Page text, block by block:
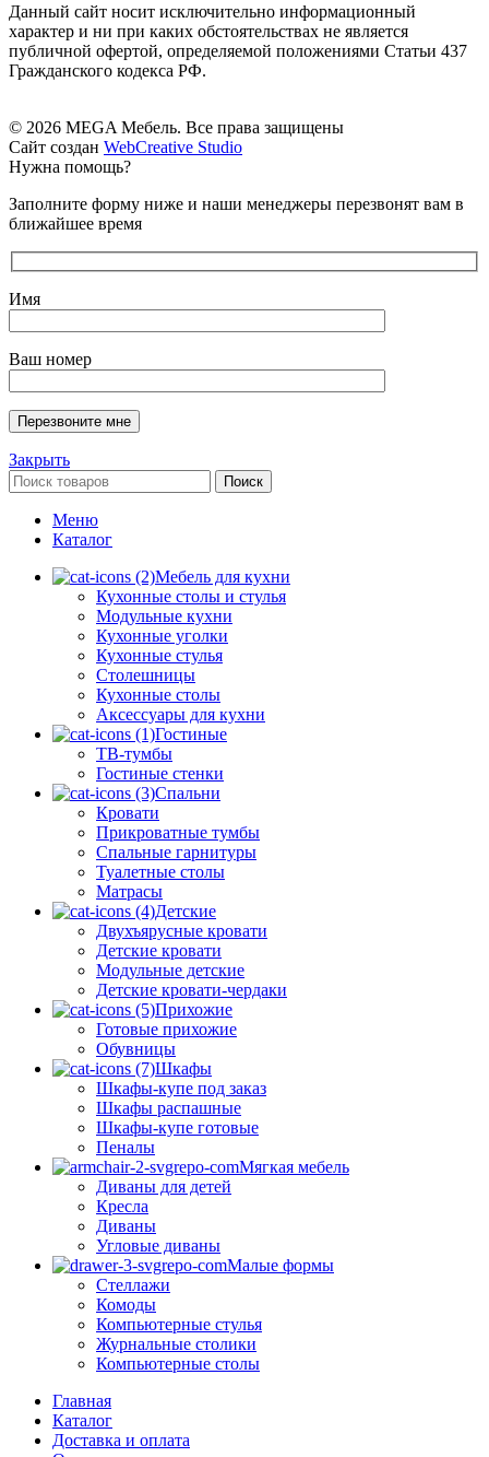
Данный сайт носит исключительно информационный
характер и ни при каких обстоятельствах не является
публичной офертой, определяемой положениями Статьи 437
Гражданского кодекса РФ.
© 2026 MEGA Мебель. Все права защищены
Сайт создан WebCreative Studio
Нужна помощь?
Заполните форму ниже и наши менеджеры перезвонят вам в
ближайшее время
Имя
Ваш номер
Закрыть
Поиск
Меню
Каталог
Мебель для кухни
Кухонные столы и стулья
Модульные кухни
Кухонные уголки
Кухонные стулья
Столешницы
Кухонные столы
Аксессуары для кухни
Гостиные
ТВ-тумбы
Гостиные стенки
Спальни
Кровати
Прикроватные тумбы
Спальные гарнитуры
Туалетные столы
Матрасы
Детские
Двухъярусные кровати
Детские кровати
Модульные детские
Детские кровати-чердаки
Прихожие
Готовые прихожие
Обувницы
Шкафы
Шкафы-купе под заказ
Шкафы распашные
Шкафы-купе готовые
Пеналы
Мягкая мебель
Диваны для детей
Кресла
Диваны
Угловые диваны
Малые формы
Стеллажи
Комоды
Компьютерные стулья
Журнальные столики
Компьютерные столы
Главная
Каталог
Доставка и оплата